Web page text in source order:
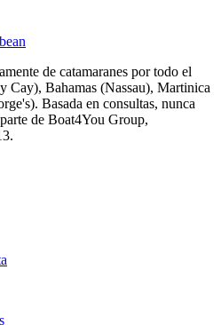
de catamaranes por todo el
Bahamas (Nassau), Martinica
Basada en consultas, nunca
de Boat4You Group,